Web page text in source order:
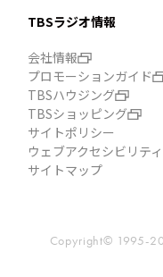
TBSラジオ情報
会社情報
プロモーションガイド
TBSハウジング
TBSショッピング
サイトポリシー
ウェブアクセシビリテ
サイトマップ
Copyright© 1995-